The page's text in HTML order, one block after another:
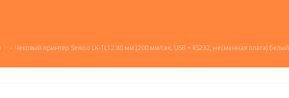
- Чековый принтер Sewoo LK-TL12 80 мм (200 мм/сек, USB + RS232, несменная плата) белый